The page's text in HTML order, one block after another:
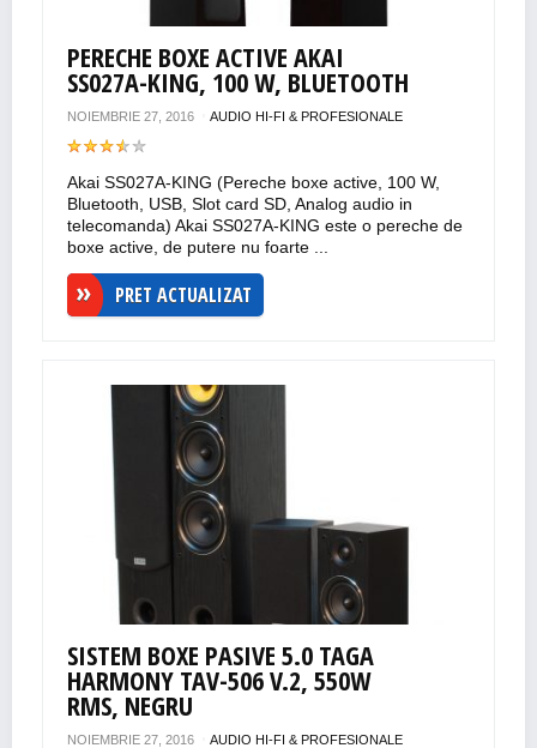
PERECHE BOXE ACTIVE AKAI
SS027A-KING, 100 W, BLUETOOTH
NOIEMBRIE 27, 2016 AUDIO HI-FI & PROFESIONALE
Akai SS027A-KING (Pereche boxe active, 100 W,
Bluetooth, USB, Slot card SD, Analog audio in
telecomanda) Akai SS027A-KING este o pereche de
boxe active, de putere nu foarte ...
PRET ACTUALIZAT
SISTEM BOXE PASIVE 5.0 TAGA
HARMONY TAV-506 V.2, 550W
RMS, NEGRU
NOIEMBRIE 27, 2016 AUDIO HI-FI & PROFESIONALE